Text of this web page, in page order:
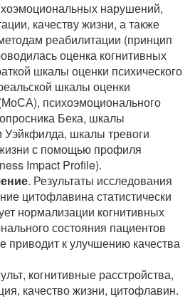
нарушений,
качеству жизни, а также
реабилитации (принцип
оценка когнитивных
шкалы оценки психического
шкалы оценки
психоэмоционального
Бека, шкалы
Уэйкфилда, шкалы тревоги
с помощью профиля
Impact Profile).
. Результаты исследования
цитофлавина статистически
нормализации когнитивных
состояния пациентов
приводит к улучшению качества
когнитивные расстройства,
качество жизни, цитофлавин.